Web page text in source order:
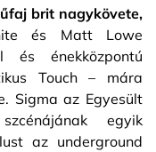
brit nagykövete,
és Matt Lowe
és énekközpontú
Touch – mára
Sigma az Egyesült
egyik
az underground